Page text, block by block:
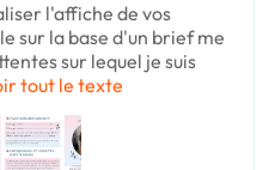
l'affiche de vos
sur la base d'un brief me
sur lequel je suis
tout le texte